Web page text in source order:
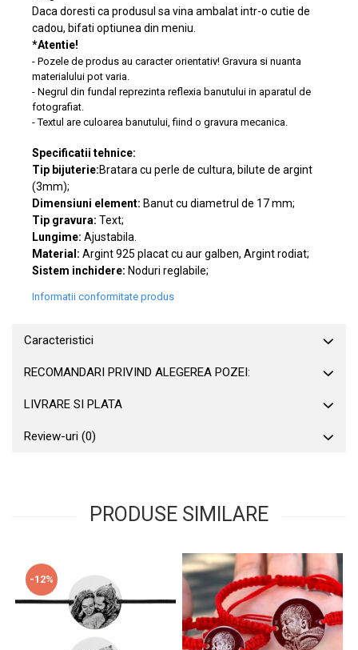
Daca doresti ca produsul sa vina ambalat intr-o cutie de
cadou, bifati optiunea din meniu.
*Atentie!
- Pozele de produs au caracter orientativ! Gravura si nuanta
materialului pot varia.
- Negrul din fundal reprezinta reflexia banutului in aparatul de
fotografiat.
- Textul are culoarea banutului, fiind o gravura mecanica.
Specificatii tehnice:
Tip bijuterie:Bratara cu perle de cultura, bilute de argint
(3mm);
Dimensiuni element: Banut cu diametrul de 17 mm;
Tip gravura: Text;
Lungime: Ajustabila.
Material: Argint 925 placat cu aur galben, Argint rodiat;
Sistem inchidere: Noduri reglabile;
Informatii conformitate produs
Caracteristici
RECOMANDARI PRIVIND ALEGEREA POZEI:
LIVRARE SI PLATA
Review-uri (0)
PRODUSE SIMILARE
-12%